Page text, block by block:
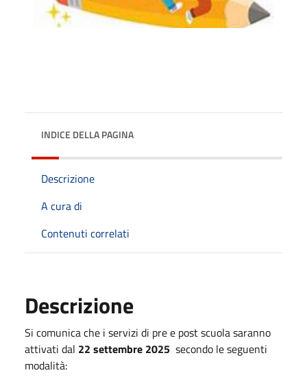
INDICE DELLA PAGINA
Descrizione
A cura di
Contenuti correlati
Descrizione
Si comunica che i servizi di pre e post scuola saranno
attivati dal 22 settembre 2025 secondo le seguenti
modalità: